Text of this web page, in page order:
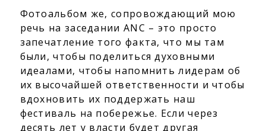
Фотоальбом же, сопровождающий мою
речь на заседании ANC – это просто
запечатление того факта, что мы там
были, чтобы поделиться духовными
идеалами, чтобы напомнить лидерам об
их высочайшей ответственности и чтобы
вдохновить их поддержать наш
фестиваль на побережье. Если через
десять лет у власти будет другая